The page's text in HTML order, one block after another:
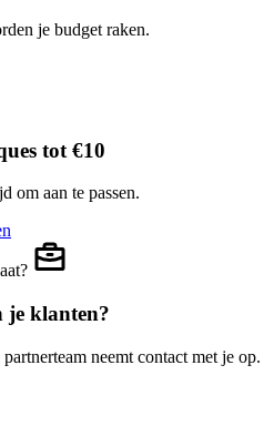
je budget raken.
tot €10
om aan te passen.
je klanten?
neemt contact met je op.